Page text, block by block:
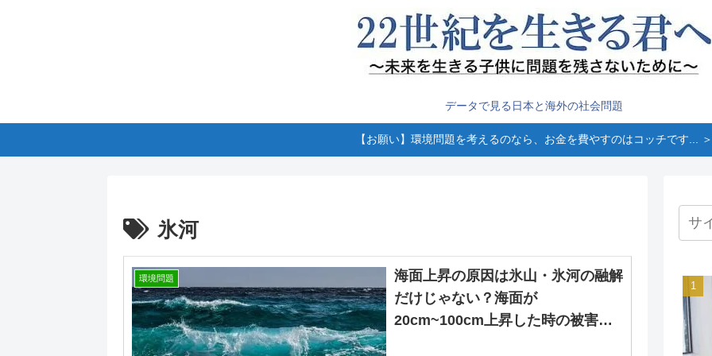
データで見る日本と海外の社会問題
【お願い】環境問題を考えるのなら、お金を費やすのはコッチです... ＞
氷河
環境問題
海面上昇の原因は氷山・氷河の融解
だけじゃない？海面が
20cm~100cm上昇した時の被害・